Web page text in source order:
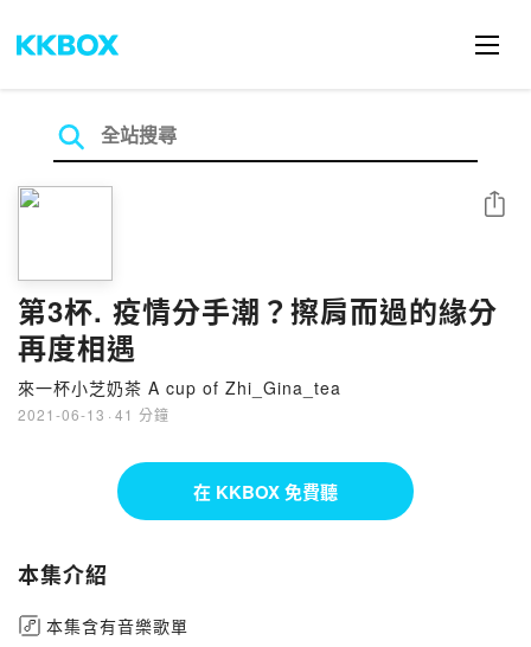
第3杯. 疫情分手潮？擦肩而過的緣分
再度相遇
來一杯小芝奶茶 A cup of Zhi_Gina_tea
2021-06-13 · 41 分鐘
分享
在 KKBOX 免費聽
本集介紹
本集含有音樂歌單